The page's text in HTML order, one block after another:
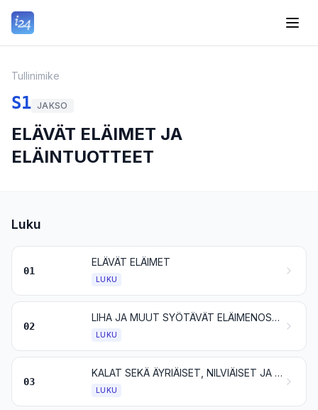
Tullinimike
S1 JAKSO
ELÄVÄT ELÄIMET JA
ELÄINTUOTTEET
Luku
01
ELÄVÄT ELÄIMET
LUKU
02
LIHA JA MUUT SYÖTÄVÄT ELÄIMENOSAT
LUKU
03
KALAT SEKÄ ÄYRIÄISET, NILVIÄISET JA MUUT VEDESSÄ ELÄVÄT SELKÄRANGATTOMAT
LUKU